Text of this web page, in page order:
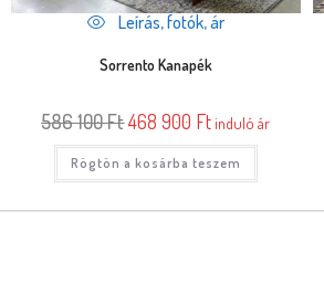
Leírás, fotók, ár
Sorrento Kanapék
586 100Ft468 900 Ftinduló ár
Rögtön a kosárba teszem